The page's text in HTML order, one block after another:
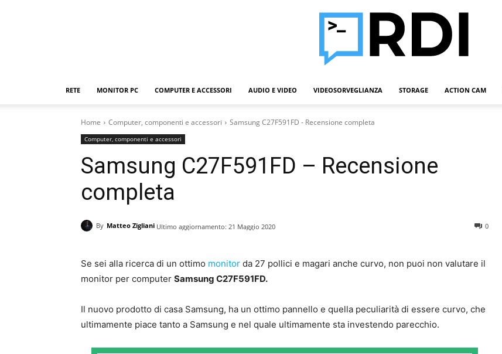
RETE MONITOR PC COMPUTER E ACCESSORI AUDIO E VIDEO VIDEOSORVEGLIANZA STORAGE ACTION CAM
Home Computer, componenti e accessori Samsung C27F591FD - Recensione completa
Computer, componenti e accessori
Samsung C27F591FD – Recensione
completa
By Matteo Zigliani Ultimo aggiornamento: 21 Maggio 2020 0
Se sei alla ricerca di un ottimo monitor da 27 pollici e magari anche curvo, non puoi non valutare il
monitor per computer Samsung C27F591FD.
Il nuovo prodotto di casa Samsung, ha un ottimo pannello e quella peculiarità di essere curvo, che
ultimamente piace tanto a Samsung e nel quale ultimamente sta investendo parecchio.